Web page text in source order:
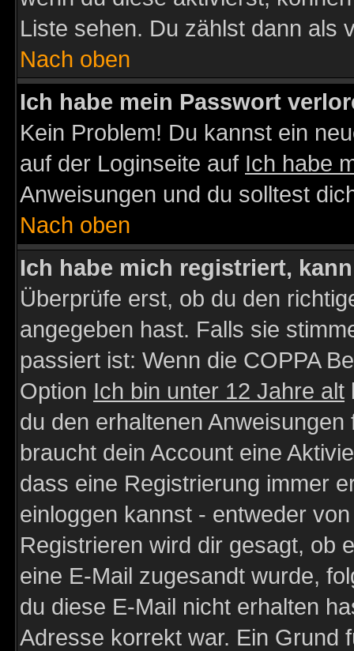
Liste sehen. Du zählst dann als
Nach oben
Ich habe mein Passwort
Kein Problem! Du kannst ein
auf der Loginseite auf Ich habe
Anweisungen und du solltest
Nach oben
Ich habe mich registriert,
Überprüfe erst, ob du den
angegeben hast. Falls sie
passiert ist: Wenn die COPPA
Option Ich bin unter 12 Jahre alt
du den erhaltenen
braucht dein Account eine
dass eine Registrierung immer
einloggen kannst - entweder
Registrieren wird dir gesagt, ob
eine E-Mail zugesandt wurde,
du diese E-Mail nicht erhalten
Adresse korrekt war. Ein Grund